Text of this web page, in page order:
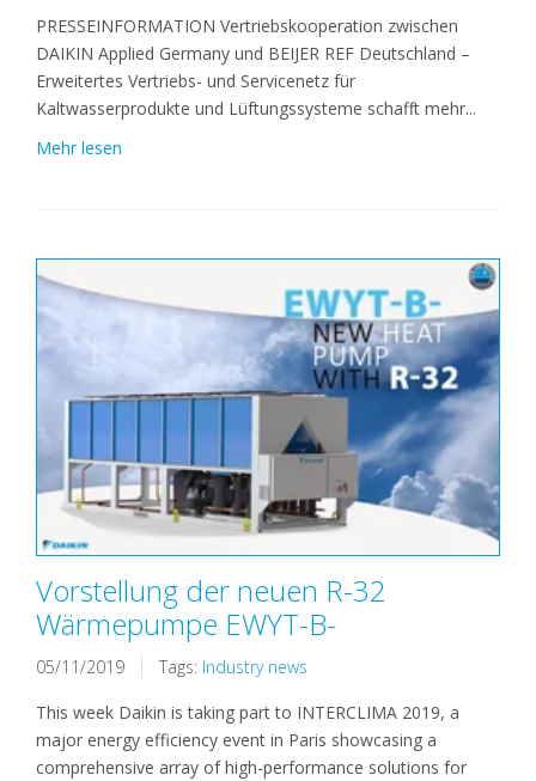
PRESSEINFORMATION Vertriebskooperation zwischen
DAIKIN Applied Germany und BEIJER REF Deutschland –
Erweitertes Vertriebs- und Servicenetz für
Kaltwasserprodukte und Lüftungssysteme schafft mehr...
Mehr lesen
Vorstellung der neuen R-32
Wärmepumpe EWYT-B-
05/11/2019 Tags: Industry news
This week Daikin is taking part to INTERCLIMA 2019, a
major energy efficiency event in Paris showcasing a
comprehensive array of high-performance solutions for